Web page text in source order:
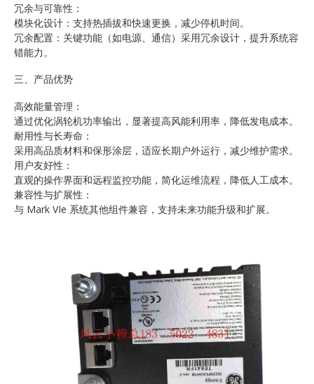
冗余与可靠性：
模块化设计：支持热插拔和快速更换，减少停机时间。
冗余配置：关键功能（如电源、通信）采用冗余设计，提升系统容
错能力。
三、产品优势
高效能量管理：
通过优化涡轮机功率输出，显著提高风能利用率，降低发电成本。
耐用性与长寿命：
采用高品质材料和保形涂层，适应长期户外运行，减少维护需求。
用户友好性：
直观的操作界面和远程监控功能，简化运维流程，降低人工成本。
兼容性与扩展性：
与 Mark VIe 系统其他组件兼容，支持未来功能升级和扩展。